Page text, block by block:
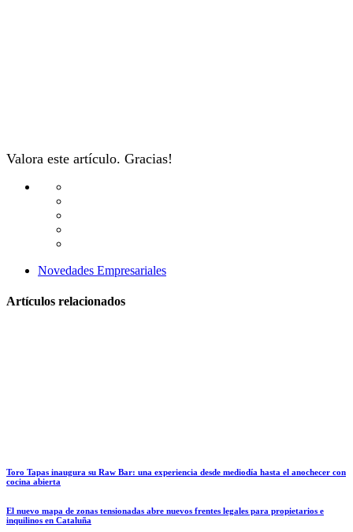
Valora este artículo. Gracias!
Novedades Empresariales
Artículos relacionados
Toro Tapas inaugura su Raw Bar: una experiencia desde mediodía hasta el anochecer con
cocina abierta
El nuevo mapa de zonas tensionadas abre nuevos frentes legales para propietarios e
inquilinos en Cataluña